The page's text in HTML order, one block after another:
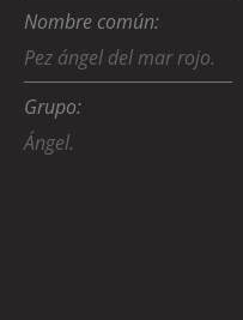
Nombre común:
Pez ángel del mar rojo.
Grupo:
Ángel.